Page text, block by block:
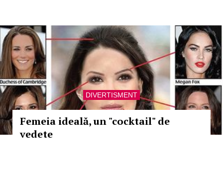
DIVERTISMENT
Femeia ideală, un "cocktail" de
vedete